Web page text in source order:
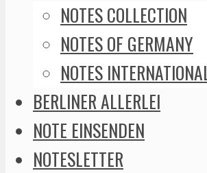
NOTES COLLECTION
NOTES OF GERMANY
NOTES INTERNATIONAL
BERLINER ALLERLEI
NOTE EINSENDEN
NOTESLETTER